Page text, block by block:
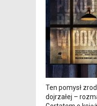
Ten pomysł
dojrzałej –